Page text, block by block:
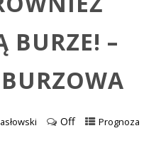
BURZE! –
Off
Prognoza